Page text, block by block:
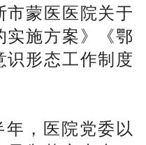
市蒙医医院关于
实施方案》《鄂
识形态工作制度
，医院党委以